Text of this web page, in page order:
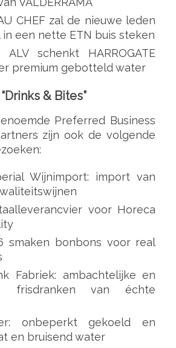
CHEF zal de nieuwe leden
een nette ETN buis steken
schenkt HARROGATE
premium gebotteld water
& Bites”
Preferred Business
zijn ook de volgende
Wijnimport: import van
voor Horeca
smaken bonbons voor real
Fabriek: ambachtelijke en
frisdranken van échte
onbeperkt gekoeld en
en bruisend water